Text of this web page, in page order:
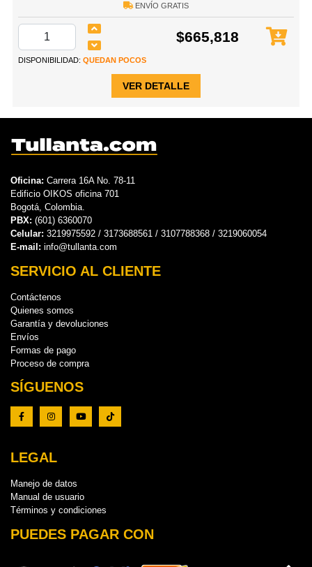
ENVÍO GRATIS
$665,818
DISPONIBILIDAD: QUEDAN POCOS
VER DETALLE
Oficina: Carrera 16A No. 78-11
Edificio OIKOS oficina 701
Bogotá, Colombia.
PBX: (601) 6360070
Celular: 3219975592 / 3173688561 / 3107788368 / 3219060054
E-mail: info@tullanta.com
SERVICIO AL CLIENTE
Contáctenos
Quienes somos
Garantía y devoluciones
Envíos
Formas de pago
Proceso de compra
SÍGUENOS
LEGAL
Manejo de datos
Manual de usuario
Términos y condiciones
PUEDES PAGAR CON